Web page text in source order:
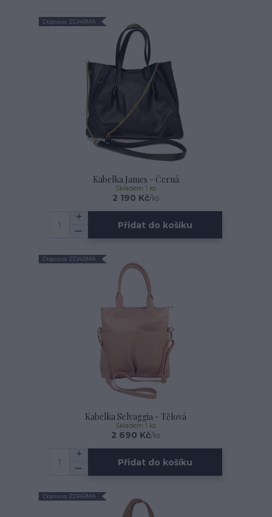
Doprava ZDARMA
Kabelka James - Černá
2 190 Kč/ks
Skladem 1 ks
Přidat do košíku
Doprava ZDARMA
Kabelka Selvaggia - Tělová
2 690 Kč/ks
Skladem 1 ks
Přidat do košíku
Doprava ZDARMA